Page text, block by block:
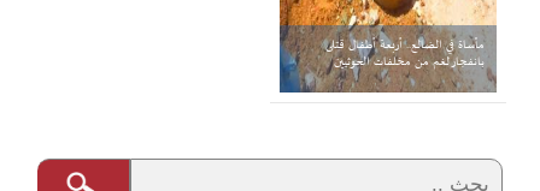
مأساة في الضالع.. أربعة أطفال قتلى
بانفجار لغم من مخلفات الحوثيين